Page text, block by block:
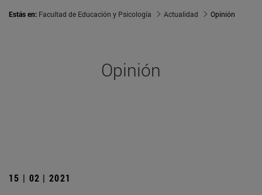
Estás en: Facultad de Educación y Psicología Actualidad Opinión
Opinión
15 | 02 | 2021